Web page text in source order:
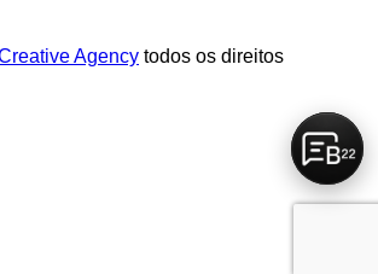
Agency todos os direitos